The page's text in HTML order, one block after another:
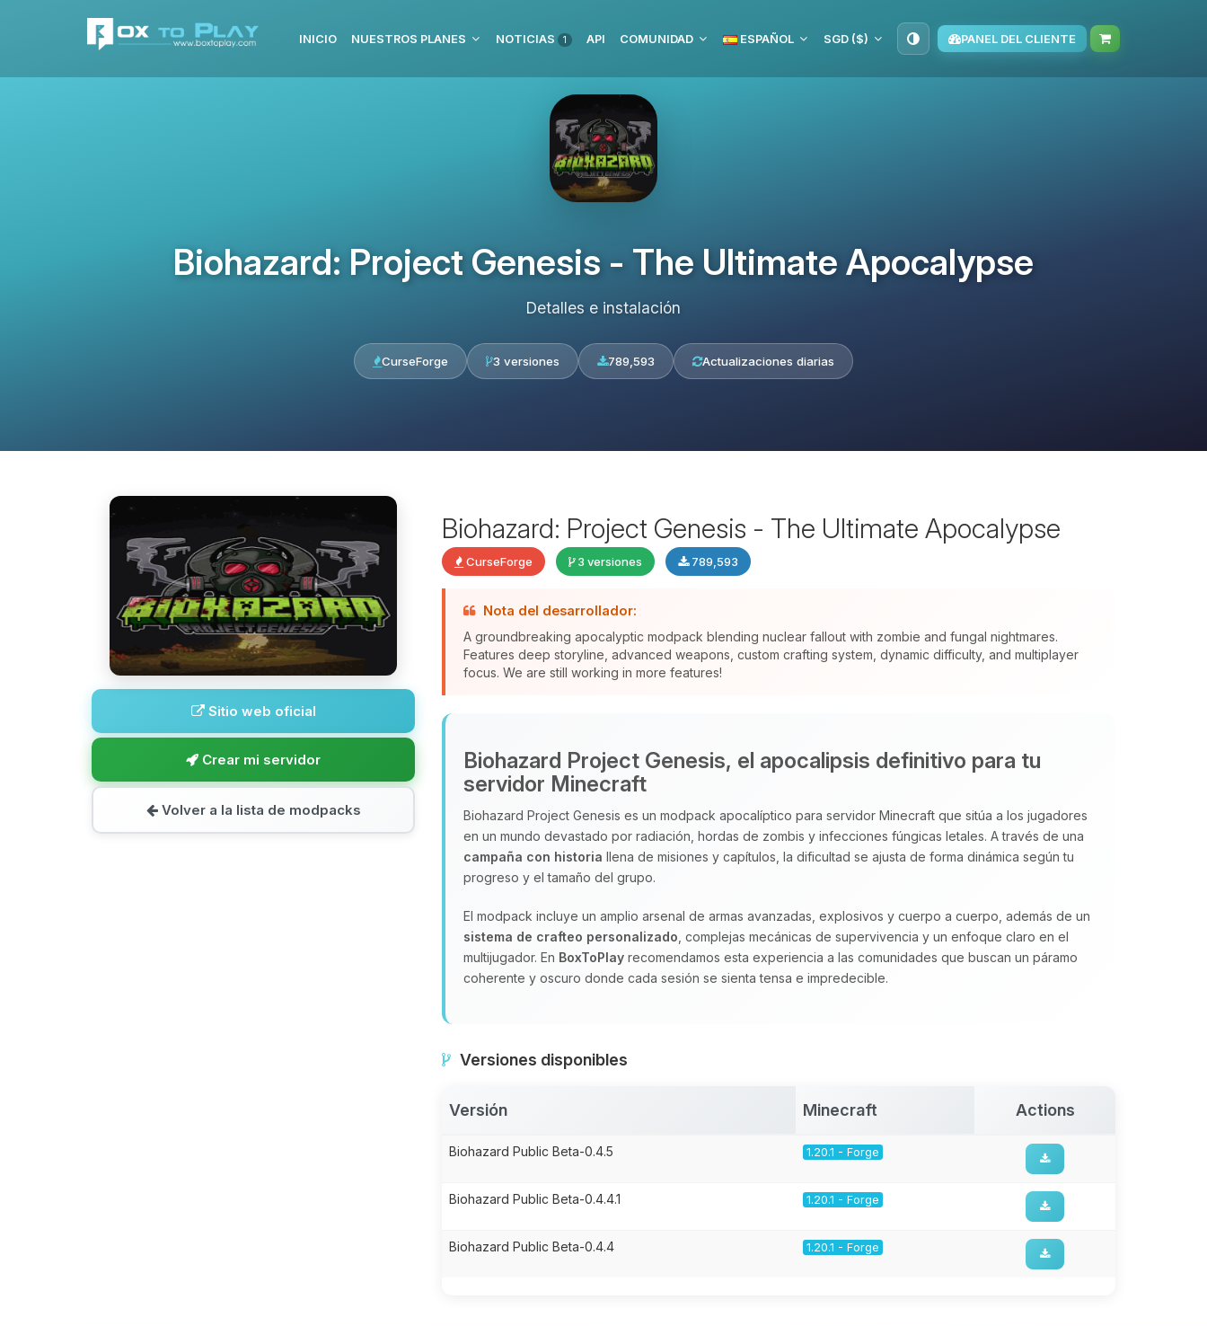
INICIO NUESTROS PLANES NOTICIAS 1 API COMUNIDAD ESPAÑOL SGD ($) PANEL DEL CLIENTE
Biohazard: Project Genesis - The Ultimate Apocalypse
Detalles e instalación
CurseForge 3 versiones 789,593 Actualizaciones diarias
Sitio web oficial
Crear mi servidor
Volver a la lista de modpacks
Biohazard: Project Genesis - The Ultimate Apocalypse
CurseForge 3 versiones 789,593
Nota del desarrollador:
A groundbreaking apocalyptic modpack blending nuclear fallout with zombie and fungal nightmares.
Features deep storyline, advanced weapons, custom crafting system, dynamic difficulty, and multiplayer
focus. We are still working in more features!
Biohazard Project Genesis, el apocalipsis definitivo para tu
servidor Minecraft
Biohazard Project Genesis es un modpack apocalíptico para servidor Minecraft que sitúa a los jugadores
en un mundo devastado por radiación, hordas de zombis y infecciones fúngicas letales. A través de una
campaña con historia llena de misiones y capítulos, la dificultad se ajusta de forma dinámica según tu
progreso y el tamaño del grupo.
El modpack incluye un amplio arsenal de armas avanzadas, explosivos y cuerpo a cuerpo, además de un
sistema de crafteo personalizado , complejas mecánicas de supervivencia y un enfoque claro en el
multijugador. En BoxToPlay recomendamos esta experiencia a las comunidades que buscan un páramo
coherente y oscuro donde cada sesión se sienta tensa e impredecible.
Versiones disponibles
Versión Minecraft Actions
Biohazard Public Beta-0.4.5 1.20.1 - Forge
Biohazard Public Beta-0.4.4.1 1.20.1 - Forge
Biohazard Public Beta-0.4.4 1.20.1 - Forge